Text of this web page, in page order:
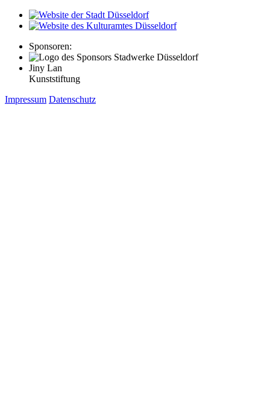
Sponsoren:
Jiny Lan
Kunststiftung
Impressum Datenschutz